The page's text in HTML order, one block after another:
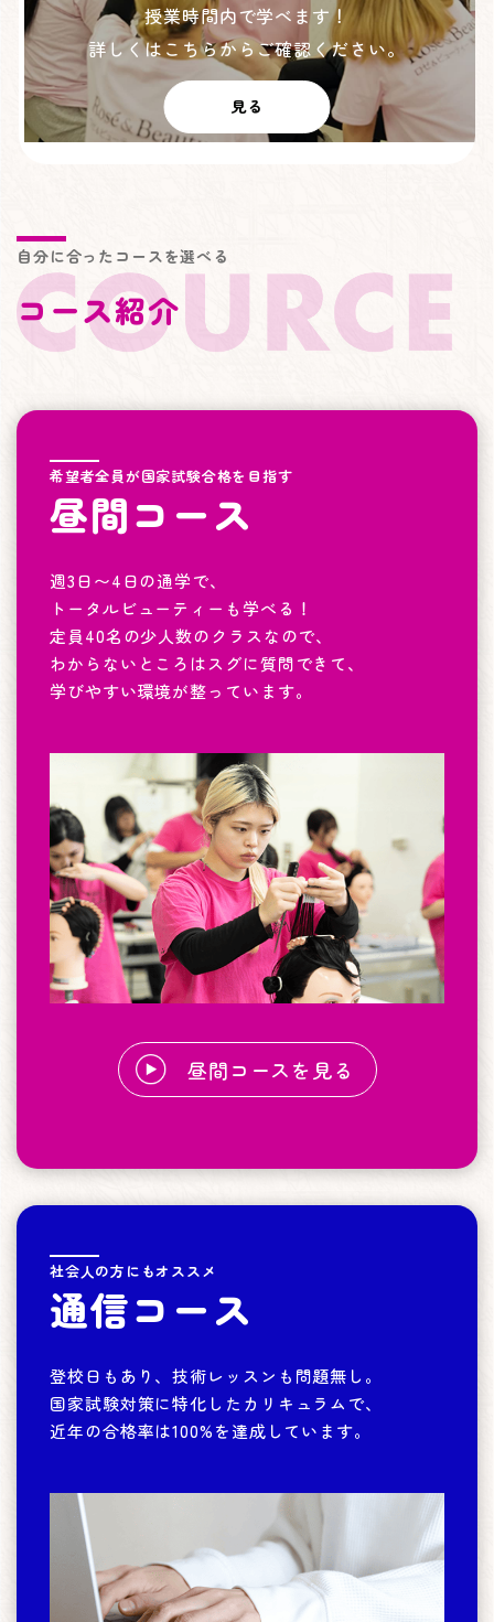
授業時間内で学べます！
詳しくはこちらからご確認ください。
見る
自分に合ったコースを選べる
コース紹介
希望者全員が国家試験合格を目指す
昼間コース
週3日〜4日の通学で、
トータルビューティーも学べる！
定員40名の少人数のクラスなので、
わからないところはスグに質問できて、
学びやすい環境が整っています。
昼間コースを見る
社会人の方にもオススメ
通信コース
登校日もあり、技術レッスンも問題無し。
国家試験対策に特化したカリキュラムで、
近年の合格率は100%を達成しています。